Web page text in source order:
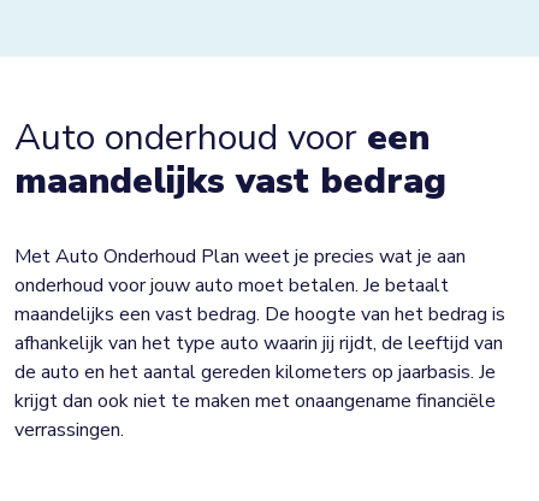
Auto onderhoud voor een
maandelijks vast bedrag
Met Auto Onderhoud Plan weet je precies wat je aan
onderhoud voor jouw auto moet betalen. Je betaalt
maandelijks een vast bedrag. De hoogte van het bedrag is
afhankelijk van het type auto waarin jij rijdt, de leeftijd van
de auto en het aantal gereden kilometers op jaarbasis. Je
krijgt dan ook niet te maken met onaangename financiële
verrassingen.